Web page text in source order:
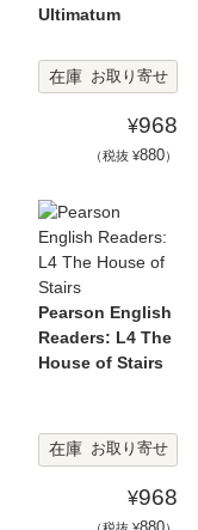
Ultimatum
在庫 お取り寄せ
¥968
（税抜 ¥880）
Pearson English
Readers: L4 The
House of Stairs
在庫 お取り寄せ
¥968